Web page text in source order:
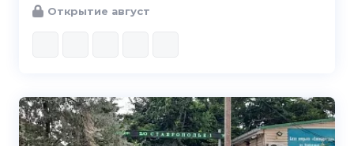
Открытие август